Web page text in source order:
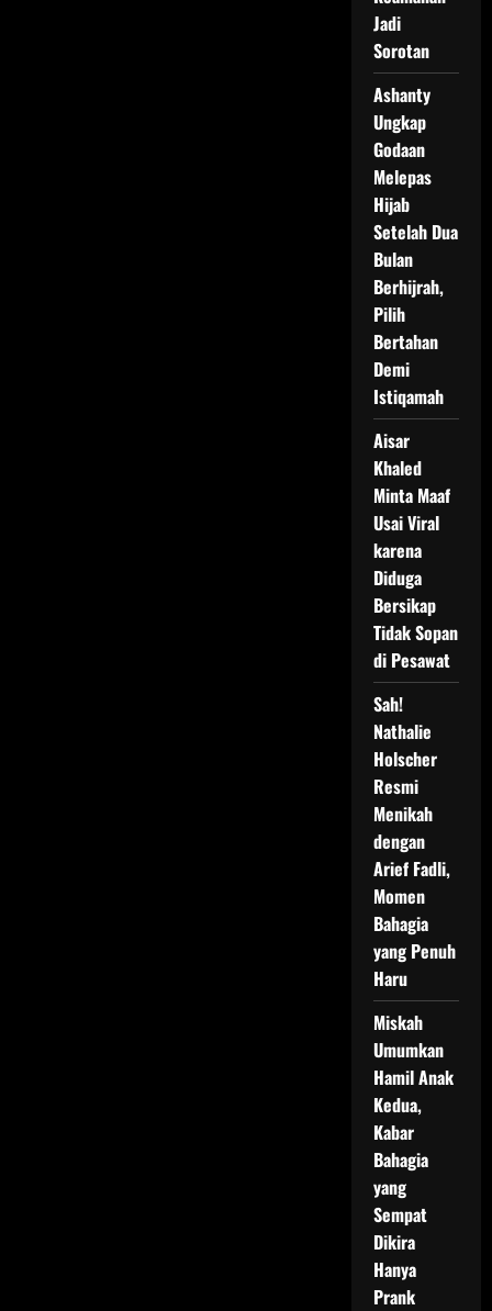
Jadi
Sorotan
Ashanty
Ungkap
Godaan
Melepas
Hijab
Setelah Dua
Bulan
Berhijrah,
Pilih
Bertahan
Demi
Istiqamah
Aisar
Khaled
Minta Maaf
Usai Viral
karena
Diduga
Bersikap
Tidak Sopan
di Pesawat
Sah!
Nathalie
Holscher
Resmi
Menikah
dengan
Arief Fadli,
Momen
Bahagia
yang Penuh
Haru
Miskah
Umumkan
Hamil Anak
Kedua,
Kabar
Bahagia
yang
Sempat
Dikira
Hanya
Prank